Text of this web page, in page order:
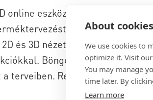
About
We use cookies to
optimize it. Visit
You may manage
time later. By
Learn more
online eszközünk (a Bossard
Töltsön le
és 3D nézetekkel különböző
Böngésszen a Bossard
terveiben. Regisztráljon